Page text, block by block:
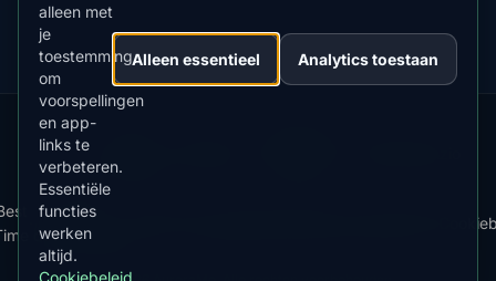
Our
Apps:
Forecast
App
downloaden
alleen met
je
toestemming
om
voorspellingen
en app-
links te
verbeteren.
Essentiële
functies
werken
altijd.
Cookiebeleid
Alleen essentieel Analytics toestaan